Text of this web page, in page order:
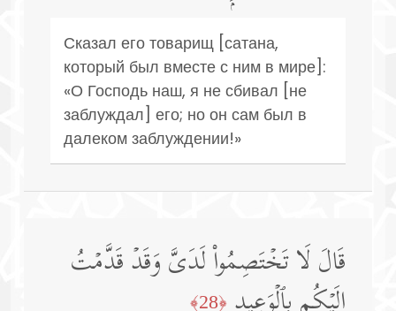
Сказал его товарищ [сатана,
который был вместе с ним в мире]:
«О Господь наш, я не сбивал [не
заблуждал] его; но он сам был в
далеком заблуждении!»
قَالَ لَا تَخۡتَصِمُوا۟ لَدَیَّ وَقَدۡ قَدَّمۡتُ
﴿28﴾